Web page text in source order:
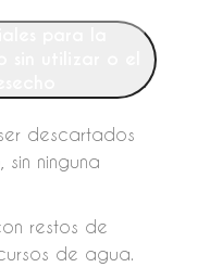
descartados
ninguna
restos de
de agua.